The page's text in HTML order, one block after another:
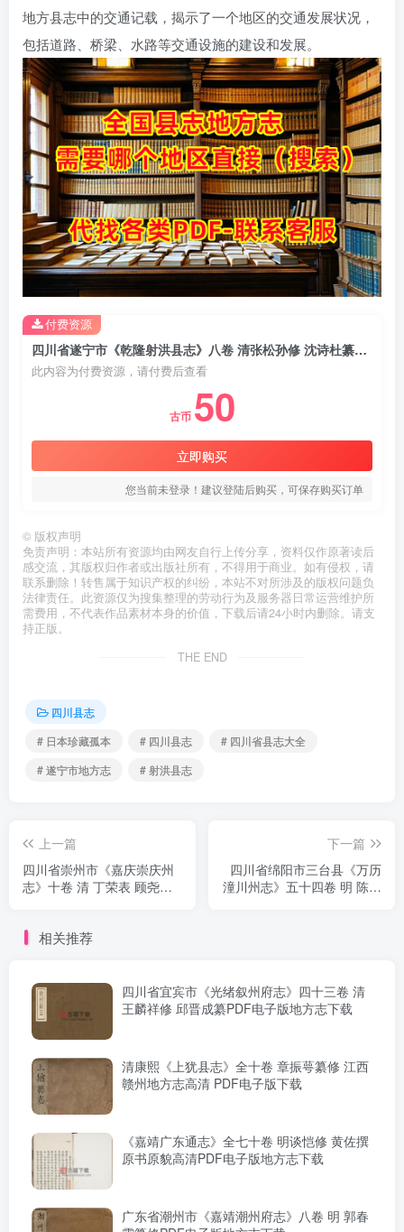
地方县志中的交通记载，揭示了一个地区的交通发展状况，
包括道路、桥梁、水路等交通设施的建设和发展。
四川省遂宁市《乾隆射洪县志》八卷 清张松孙修 沈诗杜纂PDF电子版地方志下载
此内容为付费资源，请付费后查看
古币 50
立即购买
您当前未登录！建议登陆后购买，可保存购买订单
付费资源
© 版权声明
免责声明：本站所有资源均由网友自行上传分享，资料仅作原著读后
感交流，其版权归作者或出版社所有，不得用于商业。如有侵权，请
联系删除！转售属于知识产权的纠纷，本站不对所涉及的版权问题负
法律责任。此资源仅为搜集整理的劳动行为及服务器日常运营维护所
需费用，不代表作品素材本身的价值，下载后请24小时内删除。请支
持正版。
THE END
四川县志
# 日本珍藏孤本
# 四川县志
# 四川省县志大全
# 遂宁市地方志
# 射洪县志
上一篇
四川省崇州市《嘉庆崇庆州
志》十卷 清 丁荣表 顾尧峰
下一篇
四川省绵阳市三台县《万历
潼川州志》五十四卷 明 陈时
相关推荐
四川省宜宾市《光绪叙州府志》四十三卷 清
王麟祥修 邱晋成纂PDF电子版地方志下载
清康熙《上犹县志》全十卷 章振萼纂修 江西
赣州地方志高清 PDF电子版下载
《嘉靖广东通志》全七十卷 明谈恺修 黄佐撰
原书原貌高清PDF电子版地方志下载
广东省潮州市《嘉靖潮州府志》八卷 明 郭春